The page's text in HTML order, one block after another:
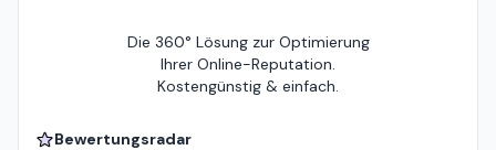
Die 360° Lösung zur Optimierung
Ihrer Online-Reputation.
Kostengünstig & einfach.
Bewertungsradar